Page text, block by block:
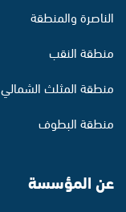
الناصرة والمنطقة
منطقة النقب
منطقة المثلث الشمالي
منطقة البطوف
عن المؤسسة